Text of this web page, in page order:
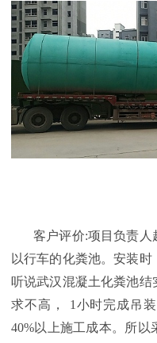
客户评价:项目负责人
以行车的化粪池。安装时
听说武汉混凝土化粪池
求不高，
1 小时完成吊
40%以上施工成本。所以